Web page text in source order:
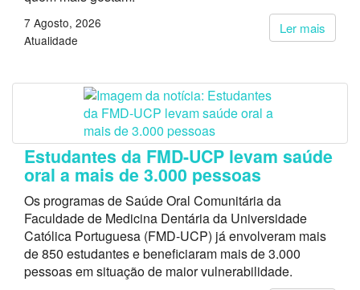
Ler mais
7 Agosto, 2026
Atualidade
Estudantes da FMD-UCP levam saúde
oral a mais de 3.000 pessoas
Os programas de Saúde Oral Comunitária da
Faculdade de Medicina Dentária da Universidade
Católica Portuguesa (FMD-UCP) já envolveram mais
de 850 estudantes e beneficiaram mais de 3.000
pessoas em situação de maior vulnerabilidade.